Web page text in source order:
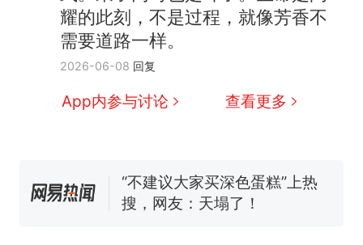
耀的此刻，不是过程，就像芳香不
需要道路一样。
2026-06-08 回复
App内参与讨论 查看更多
眼了……
空调24小时开着反而更省电？
电力部门回应
佛山一中学招聘物理教师，笔
试前13名均遭淘汰？教育局：
已叫停招聘，成立调查组全面
核查
十多万人报名的考试，成绩全
热 那个在床头放菜刀的女孩，
因老师一句“跟我回家”改写了